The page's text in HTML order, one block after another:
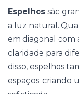
Espelhos são
a luz natural.
em diagonal com
claridade para
disso, espelhos
espaços, criando